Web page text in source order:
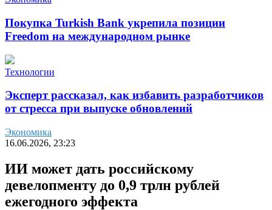
Покупка Turkish Bank укрепила позиции
Freedom на международном рынке
Технологии
Эксперт рассказал, как избавить разработчиков
от стресса при выпуске обновлений
Экономика
16.06.2026, 23:23
ИИ может дать российскому
девелопменту до 0,9 трлн рублей
ежегодного эффекта